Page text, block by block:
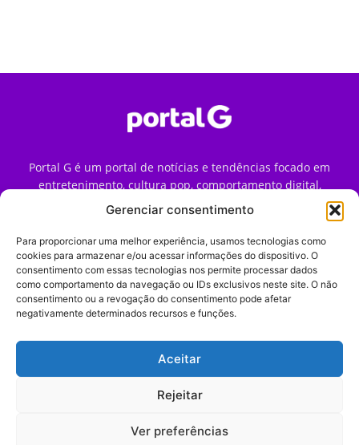
Gerenciar consentimento
Para proporcionar uma melhor experiência, usamos tecnologias como
cookies para armazenar e/ou acessar informações do dispositivo. O
consentimento com essas tecnologias nos permite processar dados
como comportamento da navegação ou IDs exclusivos neste site. O não
consentimento ou a revogação do consentimento pode afetar
negativamente determinados recursos e funções.
Aceitar
Rejeitar
Ver preferências
Portal G é um portal de notícias e tendências focado em
entretenimento, cultura pop, comportamento digital,
streaming, games e iniciativas de marca que impactam a
forma como o público vive e consome internet no Brasil.
Contato:contato@portalg.com.br
Início Sobre
Termos de Uso
Política de Privacidade
Contato